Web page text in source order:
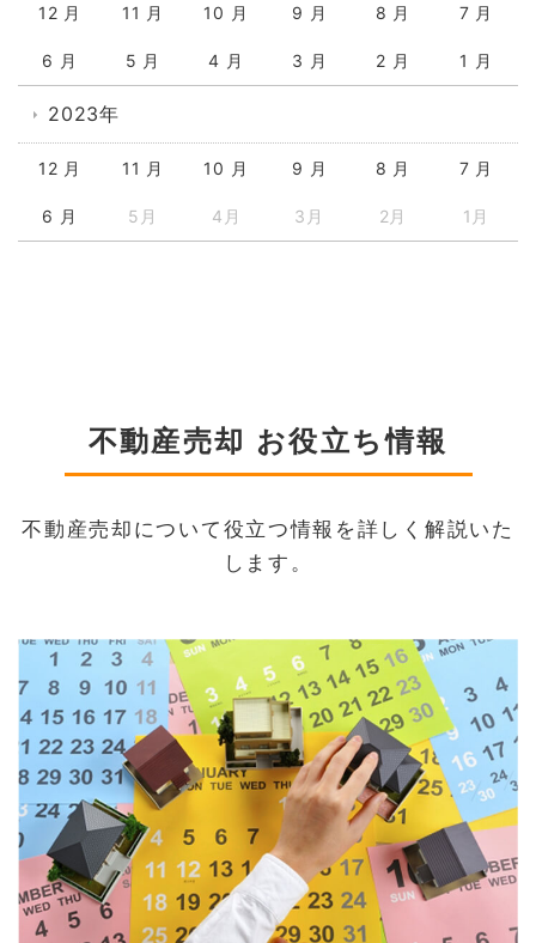
12 月 11 月 10 月 9 月 8 月 7 月
6 月 5 月 4 月 3 月 2 月 1 月
2023年
12 月 11 月 10 月 9 月 8 月 7 月
6 月 5月 4月 3月 2月 1月
不動産売却 お役立ち情報
不動産売却について役立つ情報を詳しく解説いた
します。